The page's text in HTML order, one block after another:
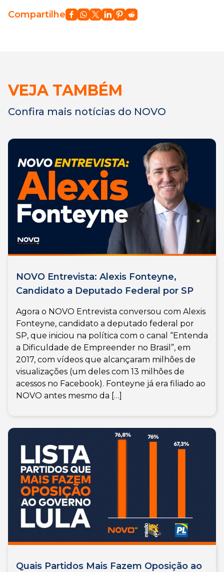
Compartilhe
VEJA TAMBÉM
Confira mais notícias do NOVO
NOVO Entrevista: Alexis Fonteyne,
Candidato a Deputado Federal por SP
Agora o NOVO Entrevista conversou com Alexis
Fonteyne, candidato a deputado federal por
SP, que iniciou na política com o canal “Entenda
a Dificuldade de Empreender no Brasil”, em
2017, com vídeos que alcançaram milhões de
visualizações (um deles com 13 milhões de
acessos no Facebook). Fonteyne já era filiado ao
NOVO antes mesmo da […]
Quais Partidos Mais Fazem Oposição ao